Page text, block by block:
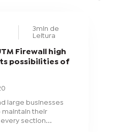
3min de
Leitura
Firewall high
possibilities of
large businesses
their
section...